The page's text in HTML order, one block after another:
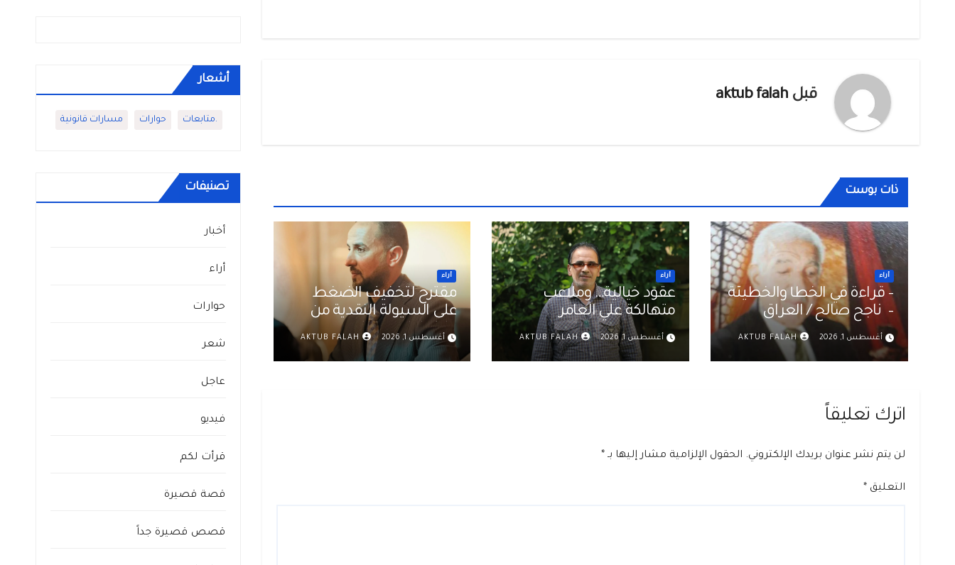
قبلaktub falah
ذات بوست
أراء
– قراءة في الخطأ والخطيئة
– ناجح صالح / العراق
أغسطس 1, 2026 AKTUB FALAH
أراء
عقود خيالية… وملاعب
متهالكة علي العامر
أغسطس 1, 2026 AKTUB FALAH
أراء
مقترح لتخفيف الضغط
على السيولة النقدية من
خلال إعادة جدولة صرف
رواتب الموظفين في العراق
د. عمر حميد
أغسطس 1, 2026 AKTUB FALAH
اترك تعليقاً
لن يتم نشر عنوان بريدك الإلكتروني. الحقول الإلزامية مشار إليها بـ *
التعليق *
أشعار
.متابعات حوارات مسارات قانونية
تصنيفات
أخبار
أراء
حوارات
شعر
عاجل
فيديو
قرأت لكم
قصة قصيرة
قصص قصيرة جداً